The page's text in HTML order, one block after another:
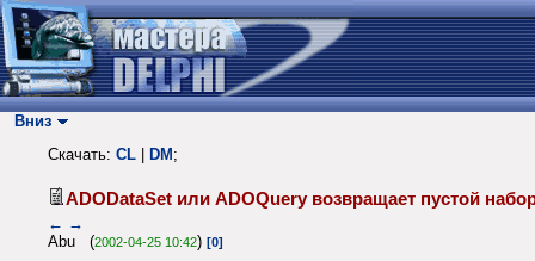
Вниз
Скачать: CL DM ;
ADODataSet или ADOQuery возвращает пустой
← →
Abu (2002-04-25 10:42) [0]